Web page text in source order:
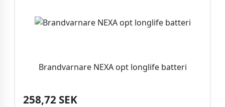
Brandvarnare NEXA opt longlife batteri
258,72 SEK